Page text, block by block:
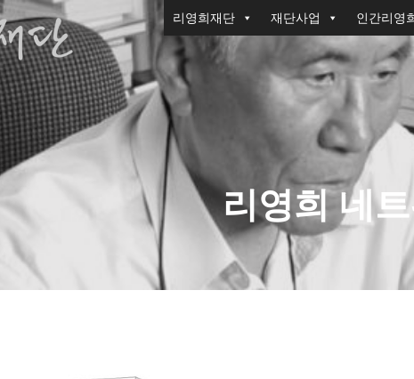
리영희재단 재단사업 인간리영
리영희 네